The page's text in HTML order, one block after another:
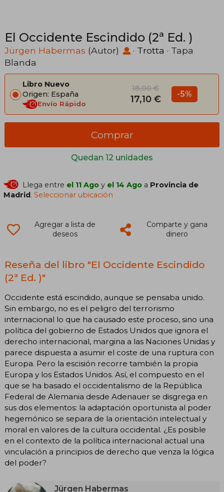
El Occidente Escindido (2ª Ed. )
Jürgen Habermas (Autor) · Trotta · Tapa
Blanda
Libro Nuevo
Origen: España
Envío Rápido
18,00 €
17,10 € -5%
Quedan 12 unidades
Comprar
Llega entre el 11 Ago y el 14 Ago a Provincia de
Madrid.Seleccionar ubicación
Agregar a lista de
deseos
Comparte y gana
dinero
Reseña del libro "El Occidente Escindido
(2ª Ed. )"
Occidente está escindido, aunque se pensaba unido.
Sin embargo, no es el peligro del terrorismo
internacional lo que ha causado este proceso, sino una
política del gobierno de Estados Unidos que ignora el
derecho internacional, margina a las Naciones Unidas y
parece dispuesta a asumir el coste de una ruptura con
Europa. Pero la escisión recorre también la propia
Europa y los Estados Unidos. Así, el compuesto en el
que se ha basado el occidentalismo de la República
Federal de Alemania desde Adenauer se disgrega en
sus dos elementos: la adaptación oportunista al poder
hegemónico se separa de la orientación intelectual y
moral en valores de la cultura occidental. ¿Es posible
en el contexto de la política internacional actual una
vinculación a principios de derecho que venza la lógica
del poder?
Jürgen Habermas